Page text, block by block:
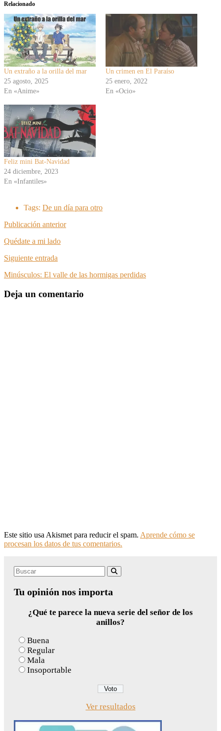
Relacionado
Un extraño a la orilla del mar
25 agosto, 2025
En «Anime»
Un crimen en El Paraíso
25 enero, 2022
En «Ocio»
Feliz mini Bat-Navidad
24 diciembre, 2023
En «Infantiles»
Tags: De un día para otro
Publicación anterior
Quédate a mi lado
Siguiente entrada
Minúsculos: El valle de las hormigas perdidas
Deja un comentario
Este sitio usa Akismet para reducir el spam. Aprende cómo se
procesan los datos de tus comentarios.
Search
Tu opinión nos importa
¿Qué te parece la nueva serie del señor de los
anillos?
Buena
Regular
Mala
Insoportable
Ver resultados